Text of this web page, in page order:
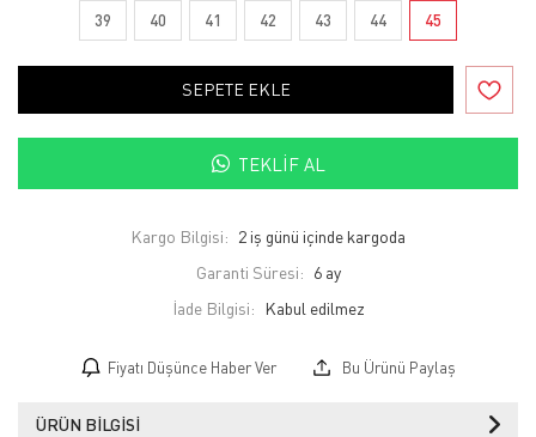
39 40 41 42 43 44 45
SEPETE EKLE
TEKLIF AL
Kargo Bilgisi: 2 iş günü içinde kargoda
Garanti Süresi: 6 ay
İade Bilgisi:
Fiyatı Düşünce Haber Ver Bu Ürünü Paylaş
ÜRÜN BILGISI